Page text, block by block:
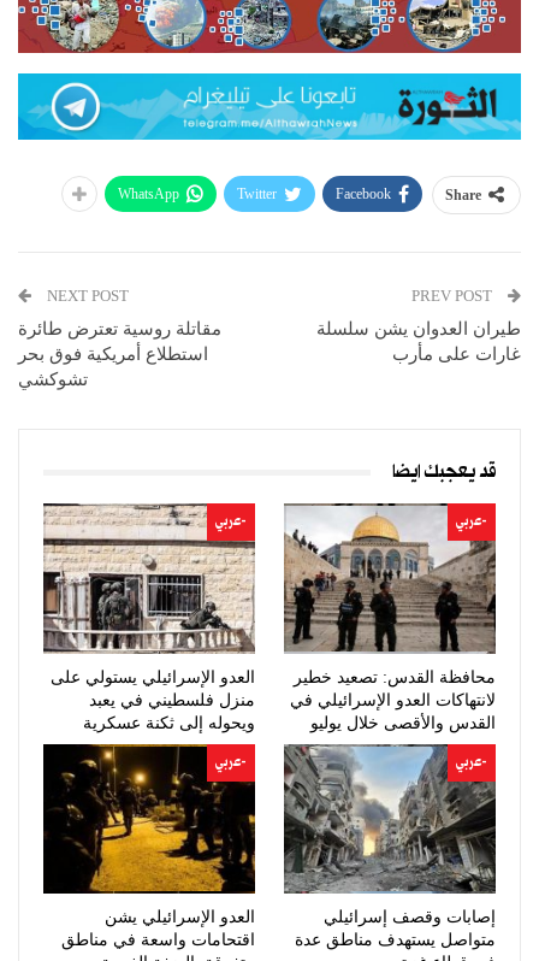
Share
Facebook
Twitter
WhatsApp
طيران العدوان يشن سلسلة
غارات على مأرب
NEXT POST
مقاتلة روسية تعترض طائرة
استطلاع أمريكية فوق بحر
تشوكشي
قد يعجبك ايضا
-عربي
محافظة القدس: تصعيد خطير
لانتهاكات العدو الإسرائيلي في
القدس والأقصى خلال يوليو
-عربي
العدو الإسرائيلي يستولي على
منزل فلسطيني في يعبد
ويحوله إلى ثكنة عسكرية
-عربي
إصابات وقصف إسرائيلي
متواصل يستهدف مناطق عدة
-عربي
العدو الإسرائيلي يشن
اقتحامات واسعة في مناطق